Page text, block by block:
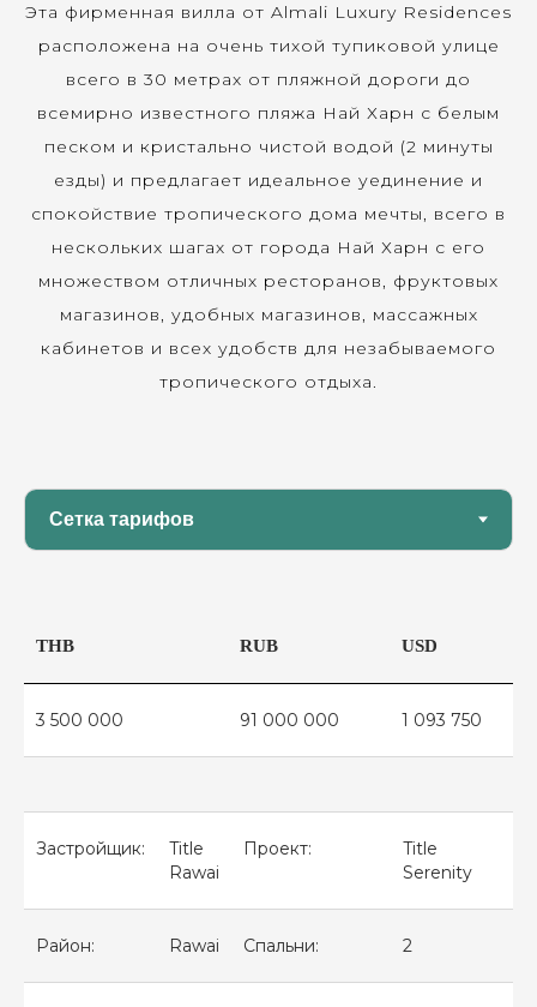
Эта фирменная вилла от Almali Luxury Residences
расположена на очень тихой тупиковой улице
всего в 30 метрах от пляжной дороги до
всемирно известного пляжа Най Харн с белым
песком и кристально чистой водой (2 минуты
езды) и предлагает идеальное уединение и
спокойствие тропического дома мечты, всего в
нескольких шагах от города Най Харн с его
множеством отличных ресторанов, фруктовых
магазинов, удобных магазинов, массажных
кабинетов и всех удобств для незабываемого
тропического отдыха.
THB RUB USD
3 500 000 91 000 000 1 093 750
Застройщик:
Title
Rawai
Проект:
Title
Serenity
Район: Rawai Спальни: 2